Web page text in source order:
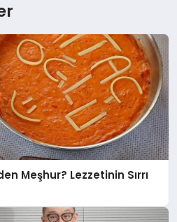
Meşhur? Lezzetinin Sırrı